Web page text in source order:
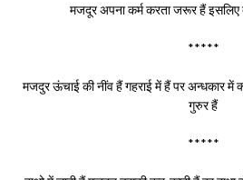
मजदूर अपना कर्म करता जरूर हैं
*****
मजदुर ऊंचाई की नींव हैं गहराई में हैं पर अन्धकार में
गुरुर हैं
*****